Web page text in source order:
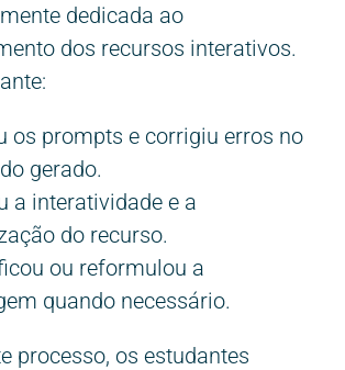
dedicada ao
dos recursos interativos.
os prompts e corrigiu erros no
gerado.
a interatividade e a
do recurso.
ou reformulou a
quando necessário.
processo, os estudantes